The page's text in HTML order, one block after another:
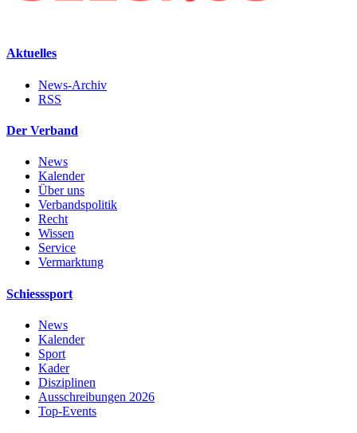
Aktuelles
News-Archiv
RSS
Der Verband
News
Kalender
Über uns
Verbandspolitik
Recht
Wissen
Service
Vermarktung
Schiesssport
News
Kalender
Sport
Kader
Disziplinen
Ausschreibungen 2026
Top-Events